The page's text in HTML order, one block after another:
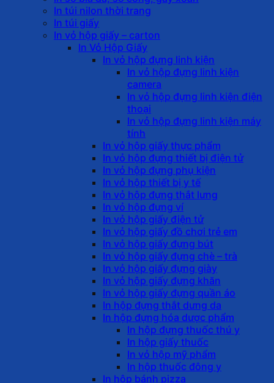
In túi nilon thời trang
In túi giấy
In vỏ hộp giấy – carton
In Vỏ Hộp Giấy
In vỏ hộp đựng linh kiện
In vỏ hộp đựng linh kiện
camera
In vỏ hộp đựng linh kiện điện
thoại
In vỏ hộp đựng linh kiện máy
tính
In vỏ hộp giấy thực phẩm
In vỏ hộp đựng thiết bị điện tử
In vỏ hộp đựng phụ kiện
In vỏ hộp thiết bị y tế
In vỏ hộp đựng thắt lưng
In vỏ hộp đựng ví
In vỏ hộp giấy điện tử
In vỏ hộp giấy đồ chơi trẻ em
In vỏ hộp giấy đựng bút
In vỏ hộp giấy đựng chè – trà
In vỏ hộp giấy đựng giày
In vỏ hộp giấy đựng khăn
In vỏ hộp giấy đựng quần áo
In hộp đựng thắt dưng da
In hộp đựng hóa dược phẩm
In hộp đựng thuốc thú y
In hộp giấy thuốc
In vỏ hộp mỹ phẩm
In hộp thuốc đông y
In hộp bánh pizza